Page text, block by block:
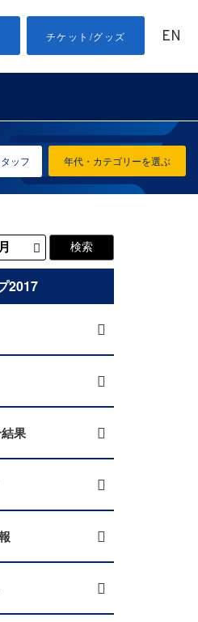
チケット/グッズ EN
年代・カテゴリーを選ぶ
ッフ
2017
果